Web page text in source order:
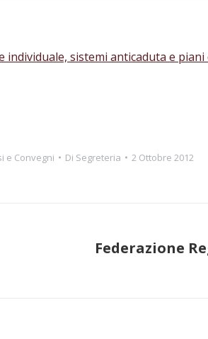
individuale, sistemi anticaduta e
e Convegni Di Segreteria 2 Ottobre 2012
Prossimo
Federazione